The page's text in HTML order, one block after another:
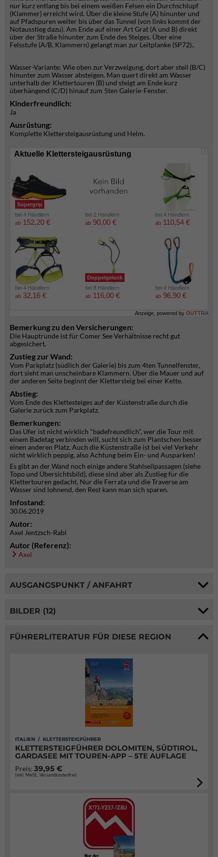
nur kurz entlang bis bei einem weißen Felsen ein Durchschlupf
(Klammer) erreicht wird. Über die kleine Stufe (A) hinunter und
auf Pfadspuren weiter bis über das Tunnel (von links kommt der
Notausstieg dazu). Am Ende auf einer Art Grat (A und B) direkt
über der Straße hinunter zum Ende des Steiges. Über eine
Felsstufe (A/B, Klammern) gelangt man zur Leitplanke (SP72)..
Wasser-Variante: Wie oben zur Verzweigung, dort aber steil (B/C)
hinunter zum Wasser absteigen. Man quert direkt am Wasser
unterhalb der Klettertouren (B) und steigt am Ende kurz
überhängend (C/D) hinauf zum 5ten Galerie-Fenster.
Kinderfreundlich:
Ja
Ausrüstung:
Komplette Klettersteigausrüstung und Helm.
i
Aktuelle Klettersteigausrüstung
Supergrip
bei 4 Händlern
ab 152,20 €
bei 2 Händlern
ab 90,00 €
bei 4 Händlern
ab 110,54 €
bei 4 Händlern
ab 32,16 €
Doppelgelenk
bei 8 Händlern
ab 116,00 €
bei 4 Händlern
ab 96,90 €
Anzeige, powered by OUTTRA
Bemerkung zu den Versicherungen:
Die Hauptrunde ist für Comer See Verhältnisse recht gut
abgesichert.
Zustieg zur Wand:
Vom Parkplatz (südlich der Galerie) bis zum 4ten Tunnelfenster,
dort sieht man unscheinbare Klammern. Über die Mauer und auf
der anderen Seite beginnt der Klettersteig bei einer Kette.
Abstieg:
Vom Ende des Klettesteiges auf der Küstenstraße durch die
Galerie zurück zum Parkplatz.
Bemerkungen:
Das Ufer ist nicht wirklich "badefreundlich", wer die Tour mit
einem Badetag verbinden will, sucht sich zum Plantschen besser
einen anderen Platz. Auch die Küstenstraße ist bei viel Verkehr
nicht wirklich peppig, also Achtung beim Ein- und Ausparken!
Es gibt an der Wand noch einige andere Stahlseilpassagen (siehe
Topo und Übersichtsbild), diese sind aber als Zustieg für die
Klettertouren gedacht. Nur die Ferrata und die Traverse am
Wasser sind lohnend, den Rest kann man sich sparen.
Infostand:
30.06.2019
Autor:
Axel Jentzsch-Rabl
Autor (Referenz):
Axel
AUSGANGSPUNKT / ANFAHRT
BILDER (12)
FÜHRERLITERATUR FÜR DIESE REGION
ITALIEN / KLETTERSTEIGFÜHRER
KLETTERSTEIGFÜHRER DOLOMITEN, SÜDTIROL,
GARDASEE MIT TOUREN-APP – 5TE AUFLAGE
Preis: 39,95 €
(inkl. MwSt., Versandkostenfrei)